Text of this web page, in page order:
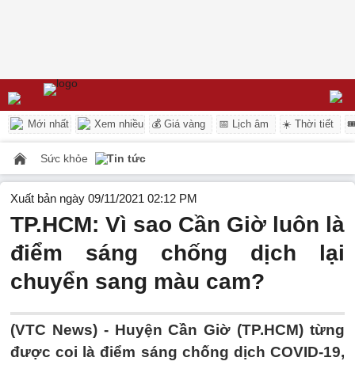
Mới nhất Xem nhiều 💰 Giá vàng 📅 Lịch âm ☀️ Thời tiết
Sức khỏe Tin tức
Xuất bản ngày 09/11/2021 02:12 PM
TP.HCM: Vì sao Cần Giờ luôn là
điểm sáng chống dịch lại
chuyển sang màu cam?
(VTC News) - Huyện Cần Giờ (TP.HCM) từng
được coi là điểm sáng chống dịch COVID-19,